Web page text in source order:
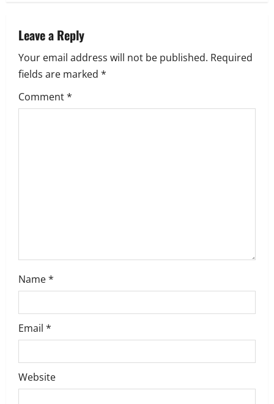
Leave a Reply
Your email address will not be published. Required
fields are marked *
Comment*
Name*
Email *
Website